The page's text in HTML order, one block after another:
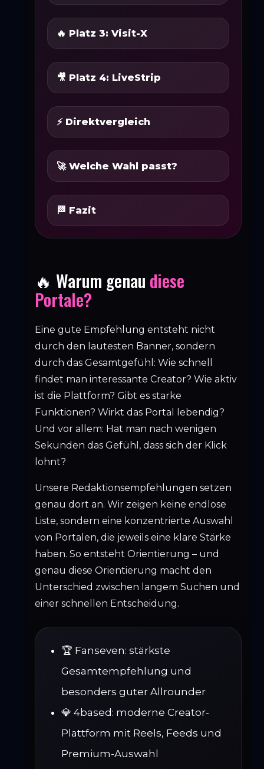
🔥 Platz 3: Visit-X
🎥 Platz 4: LiveStrip
⚡ Direktvergleich
🚀 Welche Wahl passt?
🏁 Fazit
🔥 Warum genau diese
Portale?
Eine gute Empfehlung entsteht nicht
durch den lautesten Banner, sondern
durch das Gesamtgefühl: Wie schnell
findet man interessante Creator? Wie aktiv
ist die Plattform? Gibt es starke
Funktionen? Wirkt das Portal lebendig?
Und vor allem: Hat man nach wenigen
Sekunden das Gefühl, dass sich der Klick
lohnt?
Unsere Redaktionsempfehlungen setzen
genau dort an. Wir zeigen keine endlose
Liste, sondern eine konzentrierte Auswahl
von Portalen, die jeweils eine klare Stärke
haben. So entsteht Orientierung – und
genau diese Orientierung macht den
Unterschied zwischen langem Suchen und
einer schnellen Entscheidung.
🏆 Fanseven: stärkste
Gesamtempfehlung und
besonders guter Allrounder
💎 4based: moderne Creator-
Plattform mit Reels, Feeds und
Premium-Auswahl